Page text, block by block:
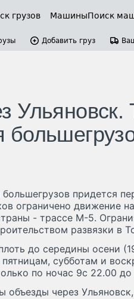
грузов МашиныПоиск
Добавить груз
придется
ограничено движение
- трассе М-5.
развязки в
до середины осени
субботам и
по ночас 9с 22.00 до
объезды через